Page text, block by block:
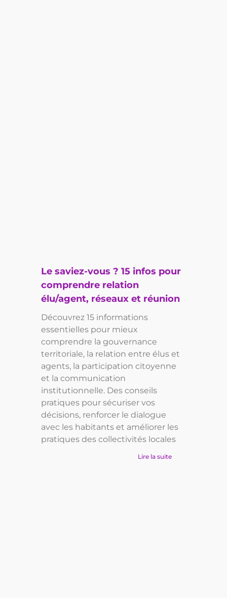
Le saviez-vous ? 15 infos pour
comprendre relation
élu/agent, réseaux et réunion
Découvrez 15 informations
essentielles pour mieux
comprendre la gouvernance
territoriale, la relation entre élus et
agents, la participation citoyenne
et la communication
institutionnelle. Des conseils
pratiques pour sécuriser vos
décisions, renforcer le dialogue
avec les habitants et améliorer les
pratiques des collectivités locales
Lire la suite